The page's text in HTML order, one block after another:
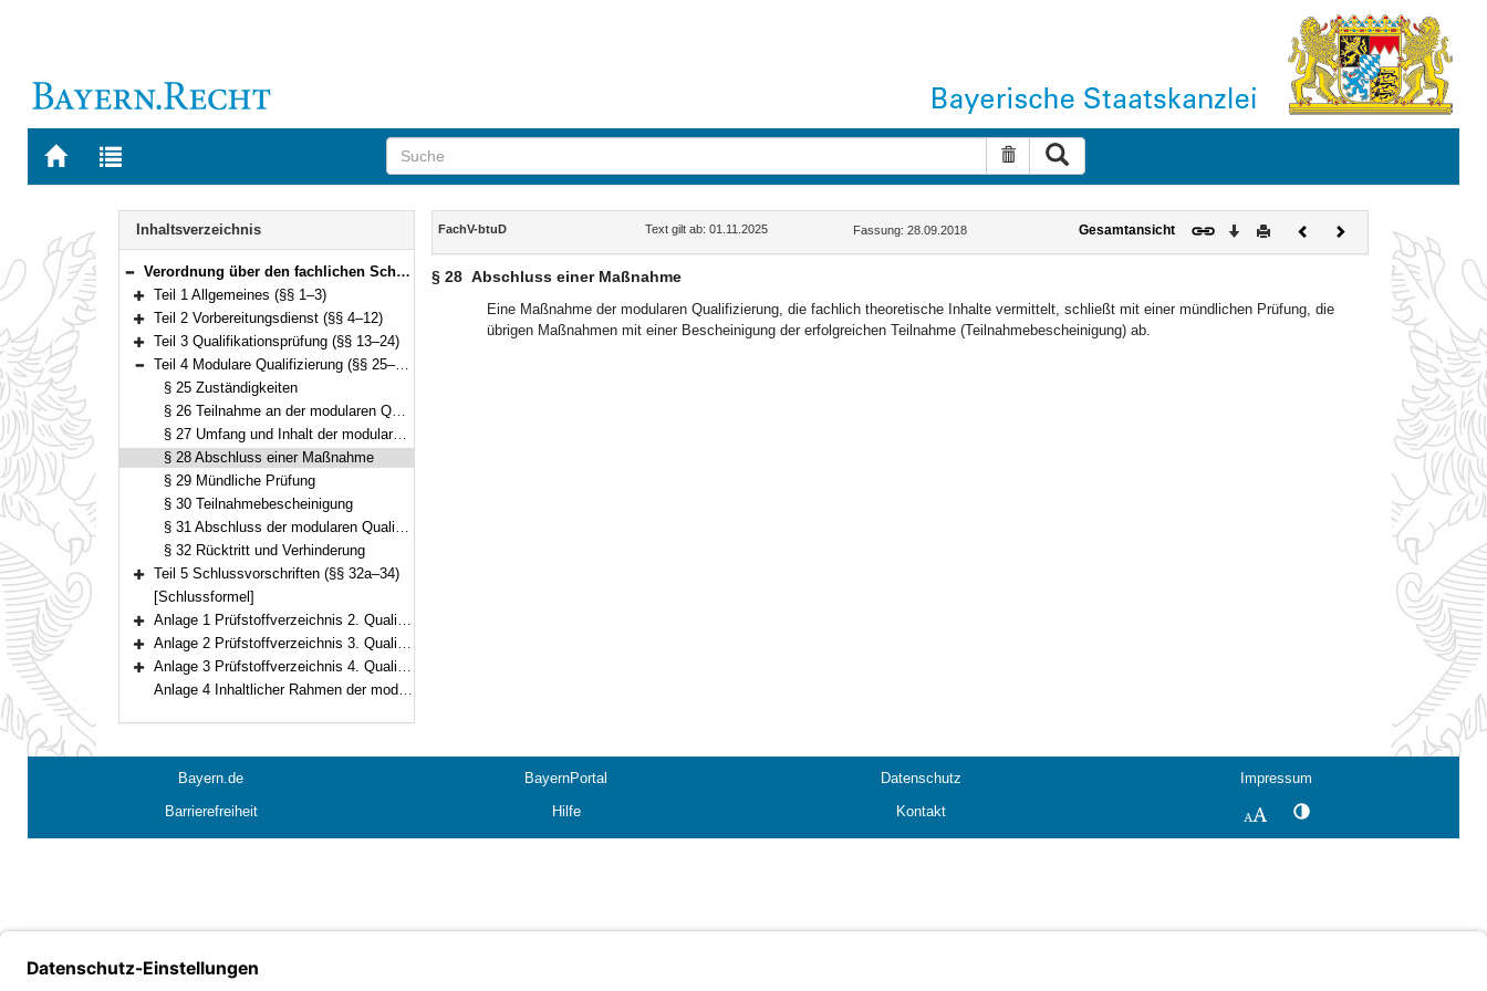
Zur
BAYERN.RECHT
Zur
letzten
Suche zurücksetzen
Navigation
Inhaltsverzeichnis
Bereich reduzieren
Verordnung über den fachlichen Schwerpunkt bautechnischer und umweltfachlicher Verwaltungsdienst (Fachverordnung bautechnischer und umweltfachlicher Verwaltungsdienst – FachV-btuD) Vom 28. September 2018 (GVBl. S. 755) BayRS 2038-3-1-8-V (§§ 1–34)
Bereich erweitern
Teil 1 Allgemeines (§§ 1–3)
Bereich erweitern
Teil 2 Vorbereitungsdienst (§§ 4–12)
Bereich erweitern
Teil 3 Qualifikationsprüfung (§§ 13–24)
Bereich reduzieren
Teil 4 Modulare Qualifizierung (§§ 25–32)
§ 25 Zuständigkeiten
§ 26 Teilnahme an der modularen Qualifizierung
§ 27 Umfang und Inhalt der modularen Qualifizierung
§ 28 Abschluss einer Maßnahme
§ 29 Mündliche Prüfung
§ 30 Teilnahmebescheinigung
§ 31 Abschluss der modularen Qualifizierung, Wiederholung
§ 32 Rücktritt und Verhinderung
Bereich erweitern
Teil 5 Schlussvorschriften (§§ 32a–34)
[Schlussformel]
Bereich erweitern
Anlage 1 Prüfstoffverzeichnis 2. Qualifikationsebene
Bereich erweitern
Anlage 2 Prüfstoffverzeichnis 3. Qualifikationsebene
Bereich erweitern
Anlage 3 Prüfstoffverzeichnis 4. Qualifikationsebene
Anlage 4 Inhaltlicher Rahmen der modularen Qualifizierung
Inhalt
FachV-btuD Text gilt ab: 01.11.2025 Fassung: 28.09.2018 Gesamtansicht Download
DruckenVorherigesNächstes
Dokument
§ 28 Abschluss einer Maßnahme
Eine Maßnahme der modularen Qualifizierung, die fachlich theoretische Inhalte vermittelt, schließt mit einer mündlichen Prüfung, die
übrigen Maßnahmen mit einer Bescheinigung der erfolgreichen Teilnahme (Teilnahmebescheinigung) ab.
Bayern.de BayernPortal Datenschutz
Impressum
Barrierefreiheit
Hilfe Kontakt SchriftgrößeKontrastwechsel